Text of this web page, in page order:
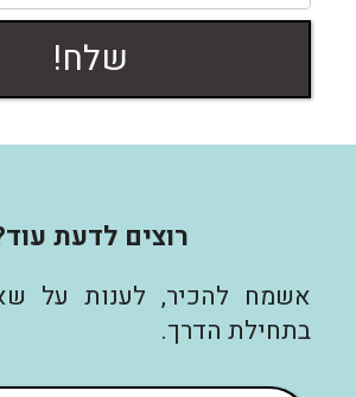
שלח!
רוצים לדעת
אשמח להכיר, לענות על
בתחילת הדרך.